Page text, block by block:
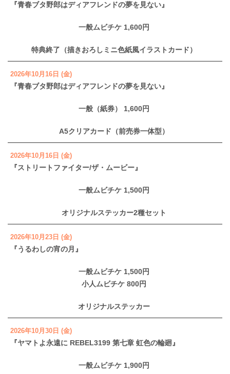
『青春ブタ野郎はディアフレンドの夢を見ない』
一般ムビチケ 1,600円
特典終了（描きおろしミニ色紙風イラストカード）
2026年10月16日 (金)
『青春ブタ野郎はディアフレンドの夢を見ない』
一般（紙券） 1,600円
A5クリアカード（前売券一体型）
2026年10月16日 (金)
『ストリートファイター/ザ・ムービー』
一般ムビチケ 1,500円
オリジナルステッカー2種セット
2026年10月23日 (金)
『うるわしの宵の月』
一般ムビチケ 1,500円
小人ムビチケ 800円
オリジナルステッカー
2026年10月30日 (金)
『ヤマトよ永遠に REBEL3199 第七章 虹色の輪廻』
一般ムビチケ 1,900円